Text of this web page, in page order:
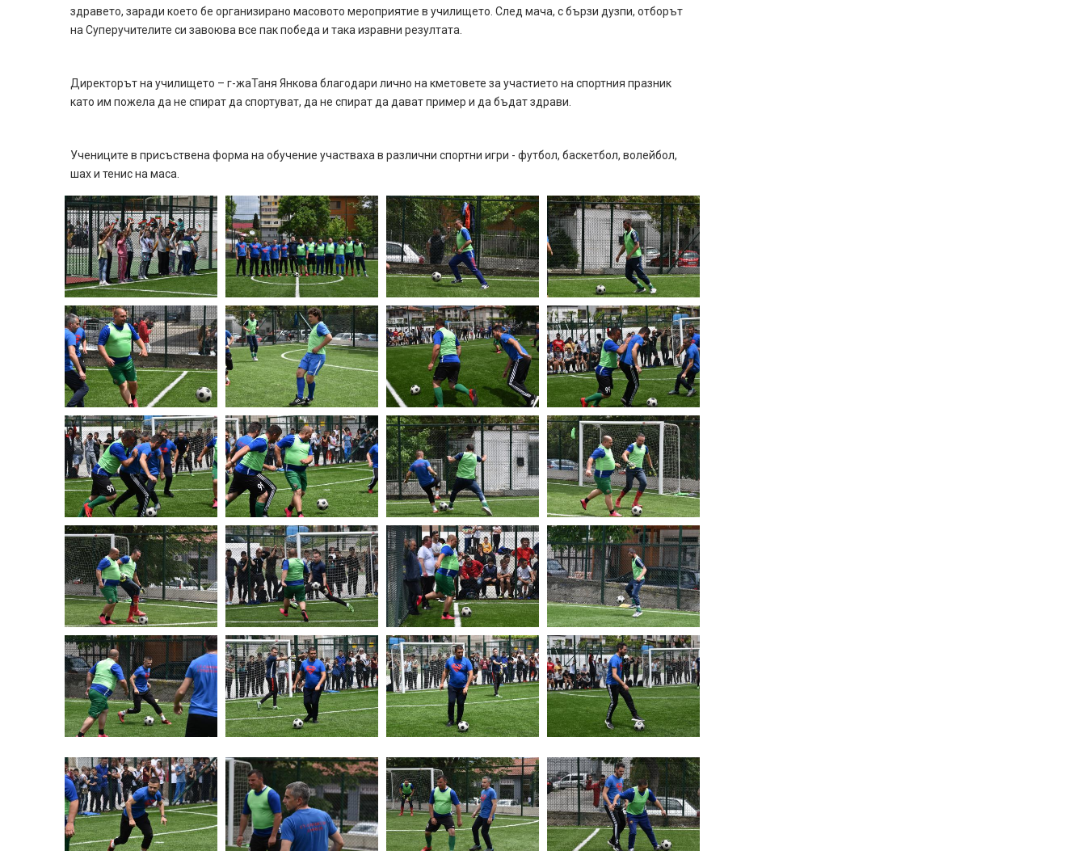
здравето, заради което бе организирано масовото мероприятие в училището. След мача, с бързи дузпи, отборът
на Суперучителите си завоюва все пак победа и така изравни резултата.
Директорът на училището – г-жаТаня Янкова благодари лично на кметовете за участието на спортния празник
като им пожела да не спират да спортуват, да не спират да дават пример и да бъдат здрави.
Учениците в присъствена форма на обучение участваха в различни спортни игри - футбол, баскетбол, волейбол,
шах и тенис на маса.